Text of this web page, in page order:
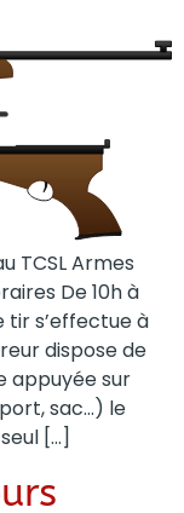
TCSL Armes
De 10h à
tir s’effectue à
dispose de
appuyée sur
sac…) le
[…]